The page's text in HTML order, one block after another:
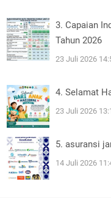
3. Capaian
Tahun 2026
23 Juli 2026
4. Selamat
23 Juli 2026
5. asuransi
14 Juli 2026